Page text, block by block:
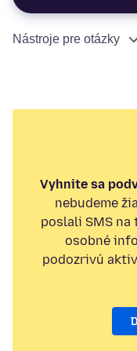
Nástroje pre otázky
Vyhnite sa
nebudeme
poslali SMS
osobné
podozrivú